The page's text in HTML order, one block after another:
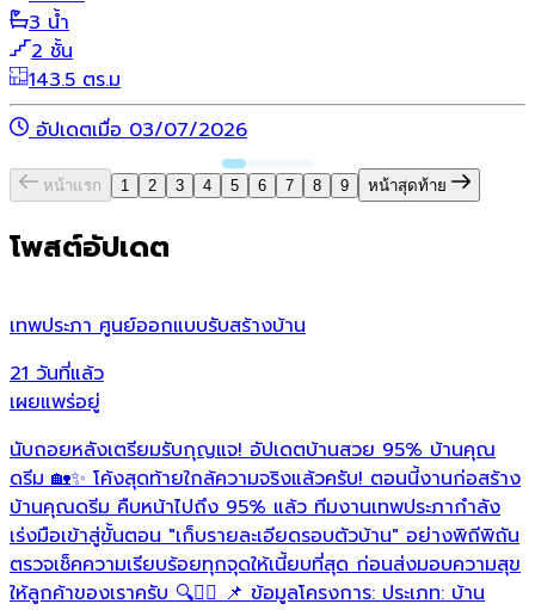
3 น้ำ
2 ชั้น
143.5 ตร.ม
อัปเดตเมื่อ 03/07/2026
หน้าแรก 1 2 3 4 5 6 7 8 9 หน้าสุดท้าย
โพสต์อัปเดต
เทพประภา ศูนย์ออกแบบรับสร้างบ้าน
21 วันที่แล้ว
เผยแพร่อยู่
นับถอยหลังเตรียมรับกุญแจ! อัปเดตบ้านสวย 95% บ้านคุณ
ดรีม 🏡✨ โค้งสุดท้ายใกล้ความจริงแล้วครับ! ตอนนี้งานก่อสร้าง
บ้านคุณดรีม คืบหน้าไปถึง 95% แล้ว ทีมงานเทพประภากำลัง
เร่งมือเข้าสู่ขั้นตอน "เก็บรายละเอียดรอบตัวบ้าน" อย่างพิถีพิถัน
ตรวจเช็คความเรียบร้อยทุกจุดให้เนี้ยบที่สุด ก่อนส่งมอบความสุข
ให้ลูกค้าของเราครับ 🔍👷‍♂️ 📌 ข้อมูลโครงการ: ประเภท: บ้าน